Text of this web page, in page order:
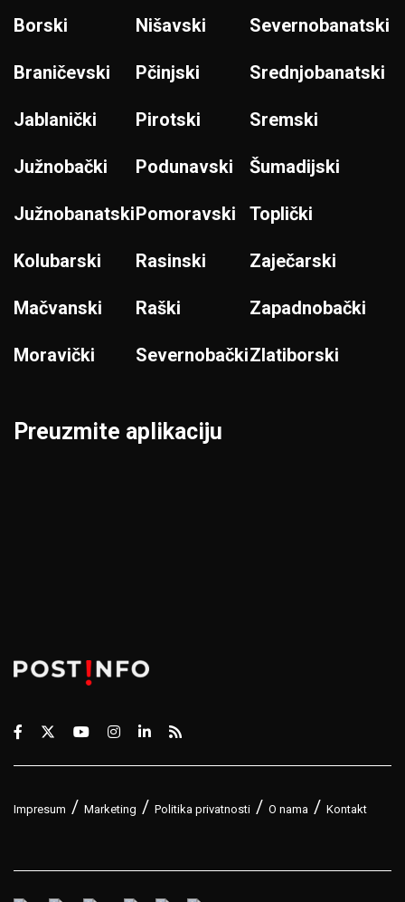
Borski
Braničevski
Jablanički
Južnobački
Južnobanatski
Kolubarski
Mačvanski
Moravički
Nišavski
Pčinjski
Pirotski
Podunavski
Pomoravski
Rasinski
Raški
Severnobački
Severnobanatski
Srednjobanatski
Sremski
Šumadijski
Toplički
Zaječarski
Zapadnobački
Zlatiborski
Preuzmite aplikaciju
Impresum Marketing Politika privatnosti O nama Kontakt